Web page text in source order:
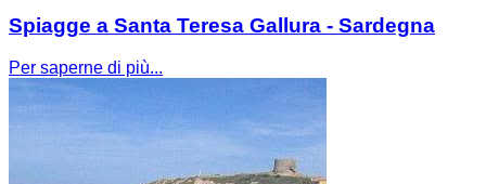
Spiagge a Santa Teresa Gallura - Sardegna
Per saperne di più...